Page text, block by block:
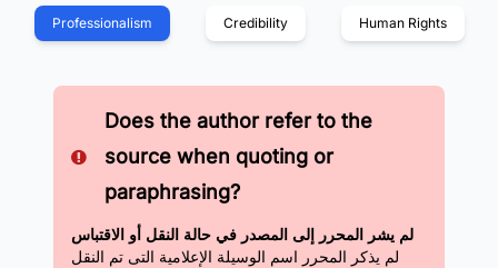
Professionalism Credibility Human Rights
Does the author refer to the
source when quoting or
paraphrasing?
لم يشر المحرر إلى المصدر في حالة النقل أو الاقتباس
لم يذكر المحرر اسم الوسيلة الإعلامية التى تم النقل